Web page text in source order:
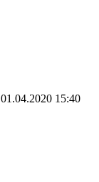
01.04.2020 15:40